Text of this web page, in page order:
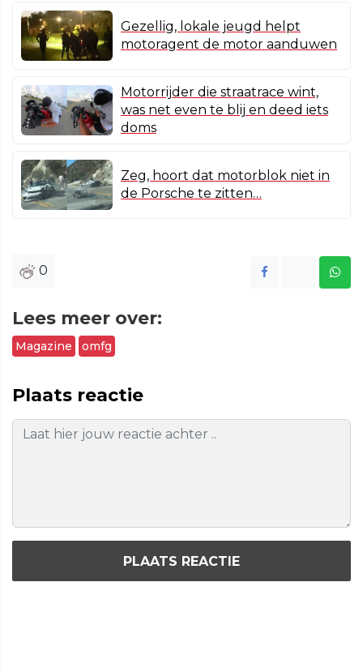
Gezellig, lokale jeugd helpt
motoragent de motor aanduwen
Motorrijder die straatrace wint,
was net even te blij en deed iets
doms
Zeg, hoort dat motorblok niet in
de Porsche te zitten…
0
Lees meer over:
Magazine omfg
Plaats reactie
PLAATS REACTIE